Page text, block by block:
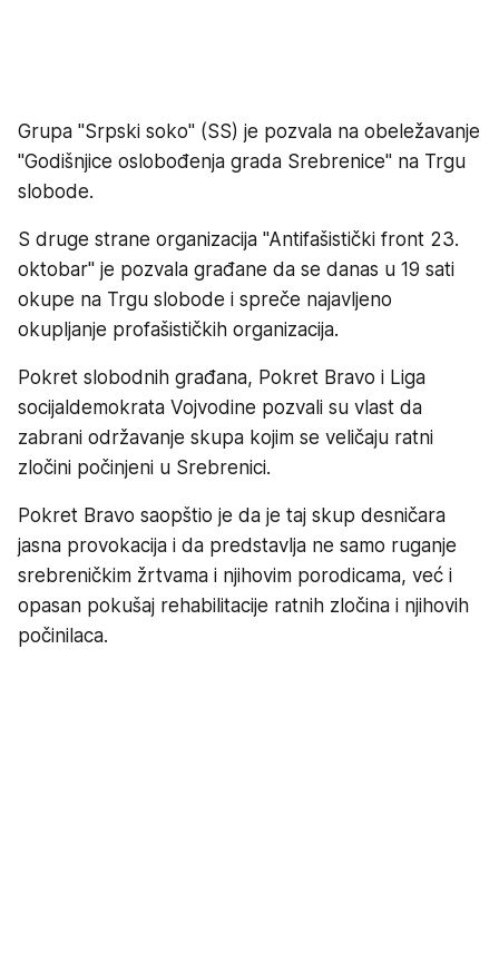
Grupa "Srpski soko" (SS) je pozvala na obeležavanje
"Godišnjice oslobođenja grada Srebrenice" na Trgu
slobode.
S druge strane organizacija "Antifašistički front 23.
oktobar" je pozvala građane da se danas u 19 sati
okupe na Trgu slobode i spreče najavljeno
okupljanje profašističkih organizacija.
Pokret slobodnih građana, Pokret Bravo i Liga
socijaldemokrata Vojvodine pozvali su vlast da
zabrani održavanje skupa kojim se veličaju ratni
zločini počinjeni u Srebrenici.
Pokret Bravo saopštio je da je taj skup desničara
jasna provokacija i da predstavlja ne samo ruganje
srebreničkim žrtvama i njihovim porodicama, već i
opasan pokušaj rehabilitacije ratnih zločina i njihovih
počinilaca.